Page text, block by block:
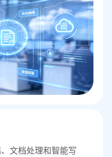
文档处理和智能写